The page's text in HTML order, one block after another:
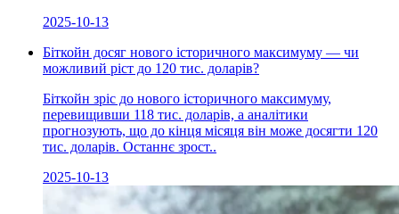
2025-10-13
Біткойн досяг нового історичного максимуму — чи
можливий ріст до 120 тис. доларів?
Біткойн зріс до нового історичного максимуму,
перевищивши 118 тис. доларів, а аналітики
прогнозують, що до кінця місяця він може досягти 120
тис. доларів. Останнє зрост..
2025-10-13